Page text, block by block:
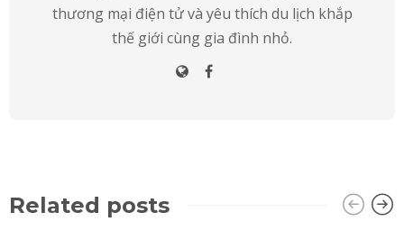
thương mại điện tử và yêu thích du lịch khắp
thế giới cùng gia đình nhỏ.
Related posts